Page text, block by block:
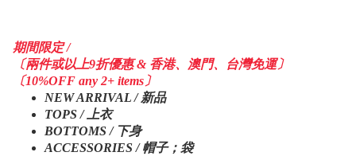
期間限定 /
〔兩件或以上9折優惠 & 香港、澳門、台灣免運〕
〔10%OFF any 2+ items〕
NEW ARRIVAL / 新品
TOPS / 上衣
BOTTOMS / 下身
ACCESSORIES / 帽子；袋